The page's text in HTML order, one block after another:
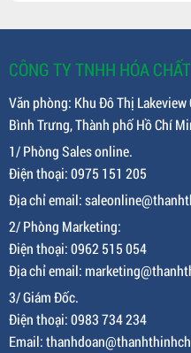
CÔNG TY TNHH HÓA
Văn phòng: Khu Đô Thị
Bình Trưng, Thành phố Hồ Chí
1/ Phòng Sales online.
Điện thoại: 0975 151 205
Địa chỉ email:
2/ Phòng Marketing:
Điện thoại: 0962 515 054
Địa chỉ email:
3/ Giám Đốc.
Điện thoại: 0983 734 234
Email: